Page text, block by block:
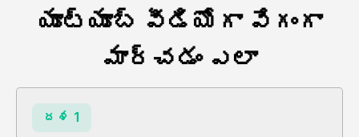
యూట్యూబ్ వీడియోగా వేగంగా
మార్చడం ఎలా
దశ 1